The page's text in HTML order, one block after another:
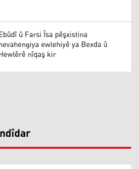
û Farsi Îsa pêşxistina
ewlehiyê ya Bexda û
nîqaş kir